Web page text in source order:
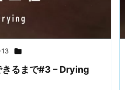

きるまで#3 – Drying